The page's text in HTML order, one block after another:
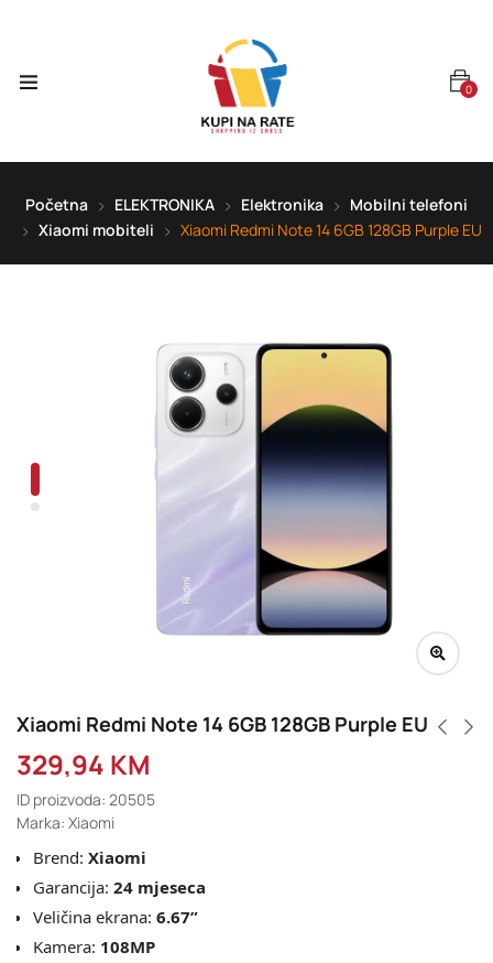
0
Početna ELEKTRONIKA Elektronika
Mobilni telefoni
Xiaomi mobiteli
Xiaomi Redmi Note 14 6GB 128GB Purple EU
Xiaomi Redmi Note 14 6GB 128GB Purple EU
329,94 KM
ID proizvoda: 20505
Marka: Xiaomi
Brend: Xiaomi
Garancija: 24 mjeseca
Veličina ekrana: 6.67”
Kamera: 108MP